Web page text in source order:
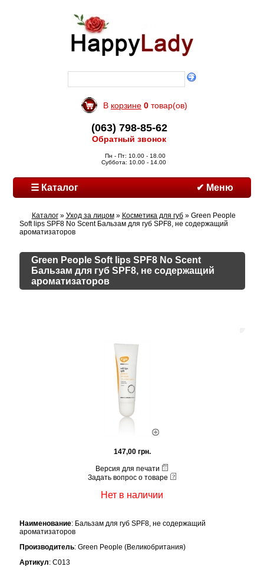
В корзине 0 товар(ов)
(063) 798-85-62
Обратный звонок
Пн - Пт: 10.00 - 18.00
Суббота: 10.00 - 14.00
☰ Каталог ✔ Меню
Каталог» Уход за лицом» Косметика для губ» Green People
Soft lips SPF8 No Scent Бальзам для губ SPF8, не содержащий
ароматизаторов
Green People Soft lips SPF8 No Scent
Бальзам для губ SPF8, не содержащий
ароматизаторов
147,00 грн.
Версия для печати
Задать вопрос о товаре
Нет в наличии
Наименование: Бальзам для губ SPF8, не содержащий
ароматизаторов
Производитель: Green People (Великобритания)
Артикул: C013